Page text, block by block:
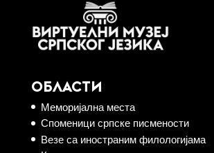
ОБЛАСТИ
Меморијална места
Споменици српске писмености
Везе са иностраним филологијама